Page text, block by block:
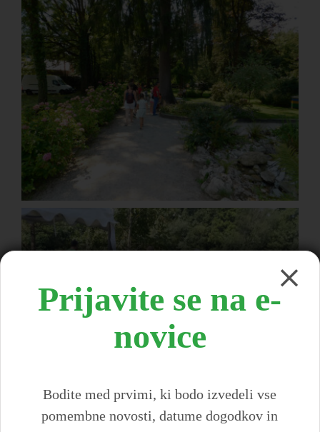
Prijavite se na e-
novice
Bodite med prvimi, ki bodo izvedeli vse
pomembne novosti, datume dogodkov in